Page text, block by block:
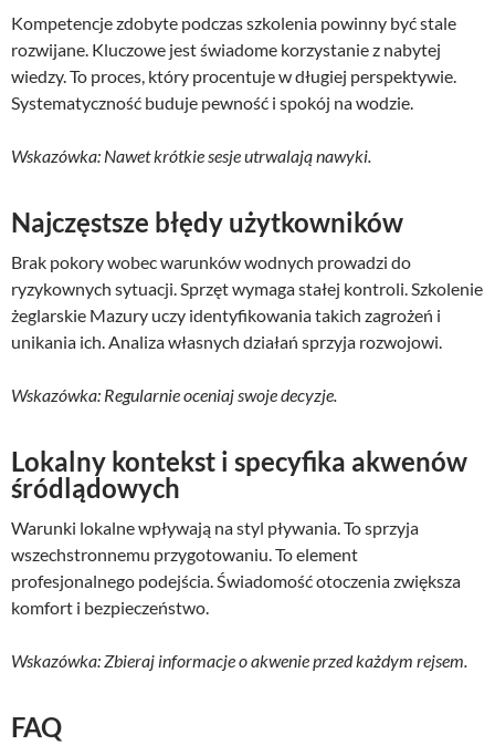
Kompetencje zdobyte podczas szkolenia powinny być stale
rozwijane. Kluczowe jest świadome korzystanie z nabytej
wiedzy. To proces, który procentuje w długiej perspektywie.
Systematyczność buduje pewność i spokój na wodzie.
Wskazówka: Nawet krótkie sesje utrwalają nawyki.
Najczęstsze błędy użytkowników
Brak pokory wobec warunków wodnych prowadzi do
ryzykownych sytuacji. Sprzęt wymaga stałej kontroli. Szkolenie
żeglarskie Mazury uczy identyfikowania takich zagrożeń i
unikania ich. Analiza własnych działań sprzyja rozwojowi.
Wskazówka: Regularnie oceniaj swoje decyzje.
Lokalny kontekst i specyfika akwenów
śródlądowych
Warunki lokalne wpływają na styl pływania. To sprzyja
wszechstronnemu przygotowaniu. To element
profesjonalnego podejścia. Świadomość otoczenia zwiększa
komfort i bezpieczeństwo.
Wskazówka: Zbieraj informacje o akwenie przed każdym rejsem.
FAQ